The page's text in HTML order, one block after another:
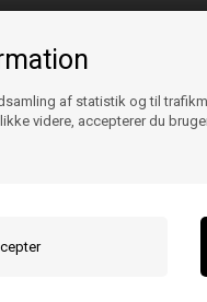
af statistik og til
videre, accepterer du